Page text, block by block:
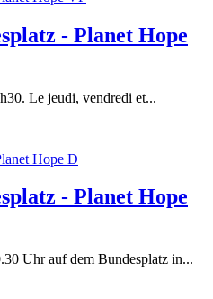
- Planet Hope
Le jeudi, vendredi et...
- Planet Hope
Uhr auf dem Bundesplatz in...